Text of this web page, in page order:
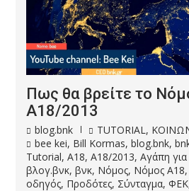
Πως θα βρείτε το
Α18/2013
blog.bnk TUTORIAL ,
bee kei, Bill Kormas, blog.bnk,
Tutorial, Α18, Α18/2013, Αγάπη
βλογ.βνκ, βνκ, Νόμος, Νόμος Α18,
οδηγός, Προδότες, Σύνταγμα, ΦΕΚ